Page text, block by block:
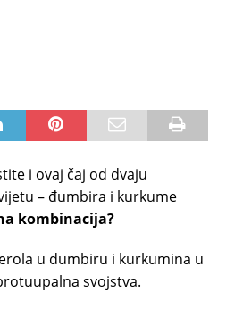
i ovaj čaj od dvaju
– đumbira i kurkume
kombinacija?
u đumbiru i kurkumina u
svojstva.